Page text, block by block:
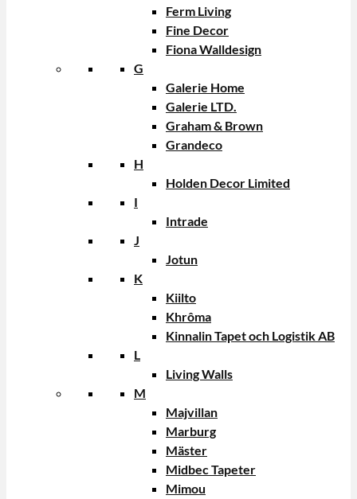
Ferm Living
Fine Decor
Fiona Walldesign
G
Galerie Home
Galerie LTD.
Graham & Brown
Grandeco
H
Holden Decor Limited
I
Intrade
J
Jotun
K
Kiilto
Khrôma
Kinnalin Tapet och Logistik AB
L
Living Walls
M
Majvillan
Marburg
Mäster
Midbec Tapeter
Mimou